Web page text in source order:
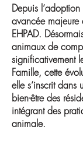
Depuis
avancée majeure
EHPAD.
animaux de
significativement
Famille, cette
elle s’inscrit
bien-être des
intégrant des
animale.